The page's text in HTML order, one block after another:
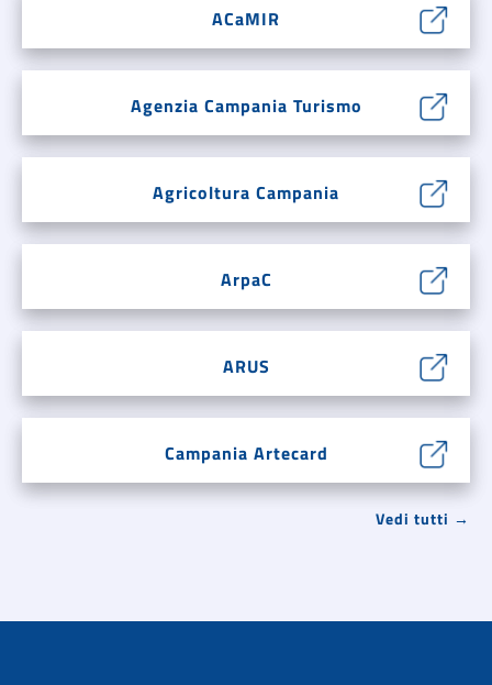
ACaMIR
Agenzia Campania Turismo
Agricoltura Campania
ArpaC
ARUS
Campania Artecard
Vedi tutti →